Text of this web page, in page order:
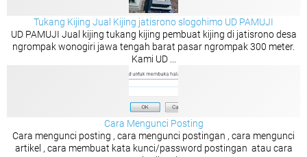
Tukang Kijing Jual Kijing jatisrono slogohimo UD PAMUJI
UD PAMUJI Jual kijing tukang kijing pembuat kijing di jatisrono desa
ngrompak wonogiri jawa tengah barat pasar ngrompak 300 meter.
Kami UD ...
Cara Mengunci Posting
Cara mengunci posting , cara mengunci postingan , cara mengunci
artikel , cara membuat kata kunci/password postingan atau cara